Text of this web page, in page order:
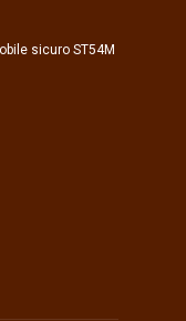
sicuro ST54M